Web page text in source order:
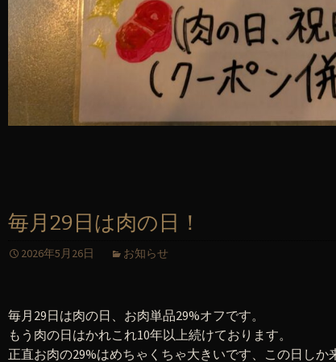
毎月29日は肉の日！
2026年5月26日 お知らせ
毎月29日は肉の日、お肉単品29%オフです。
もう肉の日はかれこれ10年以上続けております。
正直お肉の29%はめちゃくちゃ大きいです、この日しか